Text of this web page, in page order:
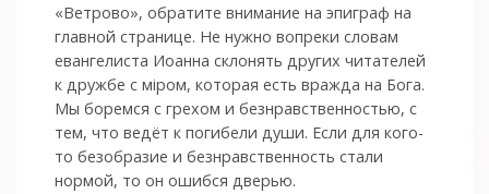
«Ветрово», обратите внимание на эпиграф на
главной странице. Не нужно вопреки словам
евангелиста Иоанна склонять других читателей
к дружбе с мiром, которая есть вражда на Бога.
Мы боремся с грехом и без­нрав­ствен­ностью, с
тем, что ведёт к погибели души. Если для кого-
то безобразие и безнравственность стали
нормой, то он ошибся дверью.